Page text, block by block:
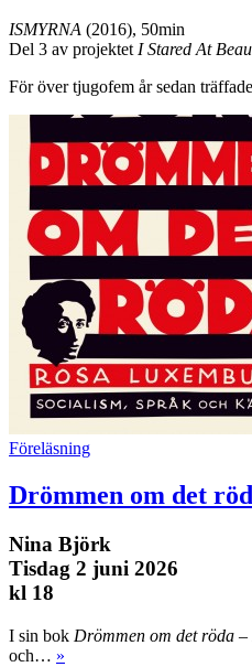
ISMYRNA (2016), 50min
Del 3 av projektet I Stared At
För över tjugofem år sedan
Föreläsning
Drömmen om det
Nina Björk
Tisdag 2 juni 2026
kl 18
I sin bok Drömmen om det röda
och… »